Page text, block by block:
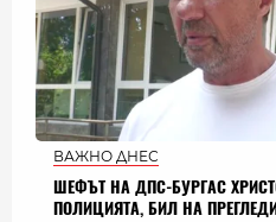
ВАЖНО ДНЕС
ШЕФЪТ НА ДПС-БУРГАС
ПОЛИЦИЯТА, БИЛ НА